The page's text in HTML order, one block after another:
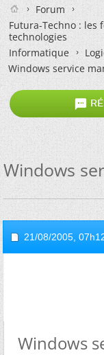
Forum
Futura-Techno :
technologies
Informatique
Windows service

Windows
21/08/2005,
Windows